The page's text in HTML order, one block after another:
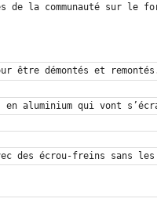
être démontés et